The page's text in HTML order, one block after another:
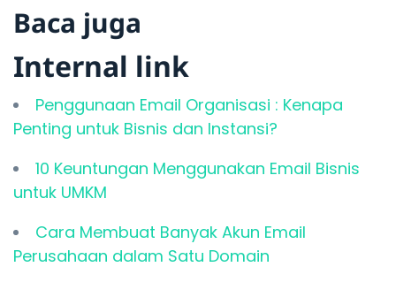
Baca juga
Internal link
Penggunaan Email Organisasi : Kenapa
Penting untuk Bisnis dan Instansi?
10 Keuntungan Menggunakan Email Bisnis
untuk UMKM
Cara Membuat Banyak Akun Email
Perusahaan dalam Satu Domain